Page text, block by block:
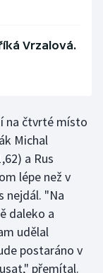
Vrzalová.
na čtvrté místo
Michal
a Rus
lépe než v
nejdál. "Na
daleko a
udělal
postaráno v
přemítal.